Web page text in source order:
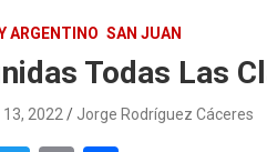
ARGENTINO SAN JUAN
Todas Las
2022 Jorge Rodríguez Cáceres